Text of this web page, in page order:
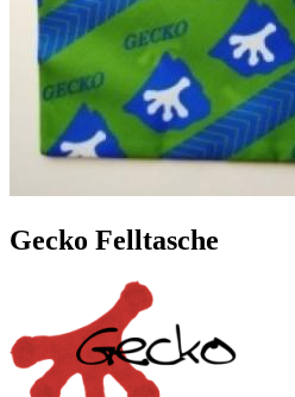
Gecko Felltasche